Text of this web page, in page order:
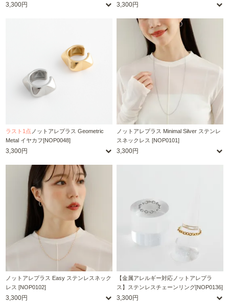
3,300円 3,300円
ラスト1点 ノットアレプラス Geometric
Metal イヤカフ[NOP0048]
3,300円
ノットアレプラス Minimal Silver ステンレ
スネックレス [NOP0101]
3,300円
ノットアレプラス Easy ステンレスネック
レス [NOP0102]
3,300円
【金属アレルギー対応ノットアレプラ
ス】ステンレスチェーンリング[NOP0136]
3,300円